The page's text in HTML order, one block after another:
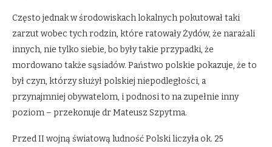
Często jednak w środowiskach lokalnych pokutował taki
zarzut wobec tych rodzin, które ratowały Żydów, że narażali
innych, nie tylko siebie, bo były takie przypadki, że
mordowano także sąsiadów. Państwo polskie pokazuje, że to
był czyn, którzy służył polskiej niepodległości, a
przynajmniej obywatelom, i podnosi to na zupełnie inny
poziom – przekonuje dr Mateusz Szpytma.
Przed II wojną światową ludność Polski liczyła ok. 25